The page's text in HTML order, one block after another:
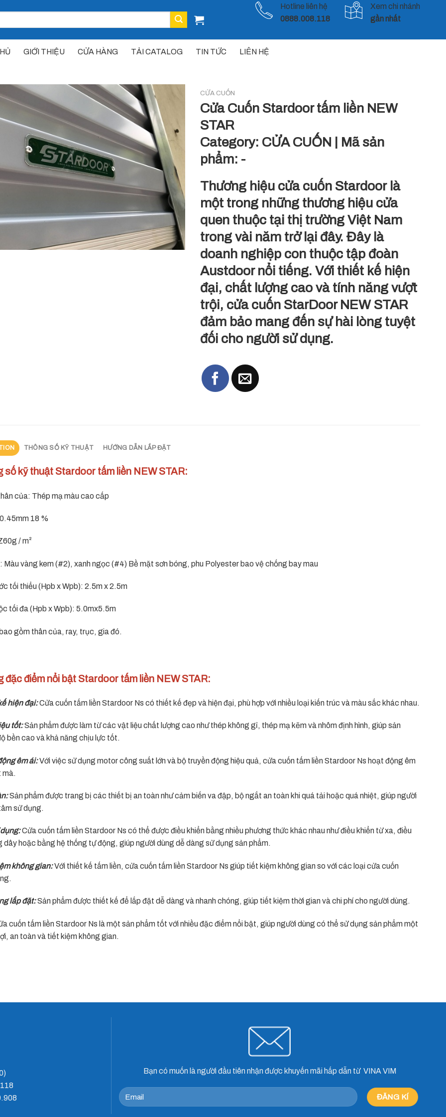
Hotline liên hệ
0888.008.118
Xem chi nhánh
gần nhất
GIỚI THIỆU CỬA HÀNG TẢI CATALOG TIN TỨC LIÊN HỆ
CỬA CUỐN
Cửa Cuốn Stardoor tấm liền NEW
STAR
Category: CỬA CUỐN
Mã sản
phẩm: -
Thương hiệu cửa cuốn Stardoorlà
một trong những thương hiệu cửa
quen thuộc tại thị trường Việt Nam
trong vài năm trở lại đây. Đây là
doanh nghiệp con thuộc tập đoàn
Austdoor nổi tiếng. Với thiết kế hiện
đại, chất lượng cao và tính năng vượt
trội, cửa cuốn StarDoor NEW STAR
đảm bảo mang đến sự hài lòng tuyệt
đối cho người sử dụng.
THÔNG SỐ KỸ THUẬT HƯỚNG DẪN LẮP ĐẶT
số kỹ thuật Stardoor tấm liền NEW STAR:
của: Thép mạ màu cao cấp
18 %
/ m²
Màu vàng kem (#2), xanh ngọc (#4) Bề mặt sơn bóng, phu Polyester bao vệ chống bay mau
tối thiểu (Hpb x Wpb): 2.5m x 2.5m
tối đa (Hpb x Wpb): 5.0mx5.5m
gồm thân của, ray, trục, gia đó.
đặc điểm nổi bật Stardoor tấm liền NEW STAR:
hiện đại:Cửa cuốn tấm liền Stardoor Ns có thiết kế đẹp và hiện đại, phù hợp với nhiều loại kiến trúc và màu sắc khác nhau.
tốt:Sản phẩm được làm từ các vật liệu chất lượng cao như thép không gỉ, thép mạ kẽm và nhôm định hình, giúp sản
bền cao và khả năng chịu lực tốt.
êm ái:Với việc sử dụng motor công suất lớn và bộ truyền động hiệu quả, cửa cuốn tấm liền Stardoor Ns hoạt động êm
mà.
Sản phẩm được trang bị các thiết bị an toàn như cảm biến va đập, bộ ngắt an toàn khi quá tải hoặc quá nhiệt, giúp người
sử dụng.
Cửa cuốn tấm liền Stardoor Ns có thể được điều khiển bằng nhiều phương thức khác nhau như điều khiển từ xa, điều
dây hoặc bằng hệ thống tự động, giúp người dùng dễ dàng sử dụng sản phẩm.
không gian:Với thiết kế tấm liền, cửa cuốn tấm liền Stardoor Ns giúp tiết kiệm không gian so với các loại cửa cuốn
lắp đặt:Sản phẩm được thiết kế để lắp đặt dễ dàng và nhanh chóng, giúp tiết kiệm thời gian và chi phí cho người dùng.
cuốn tấm liền Stardoor Ns là một sản phẩm tốt với nhiều đặc điểm nổi bật, giúp người dùng có thể sử dụng sản phẩm một
an toàn và tiết kiệm không gian.
Bạn có muốn là người đầu tiên nhận được khuyến mãi hấp dẫn từ VINA VIM